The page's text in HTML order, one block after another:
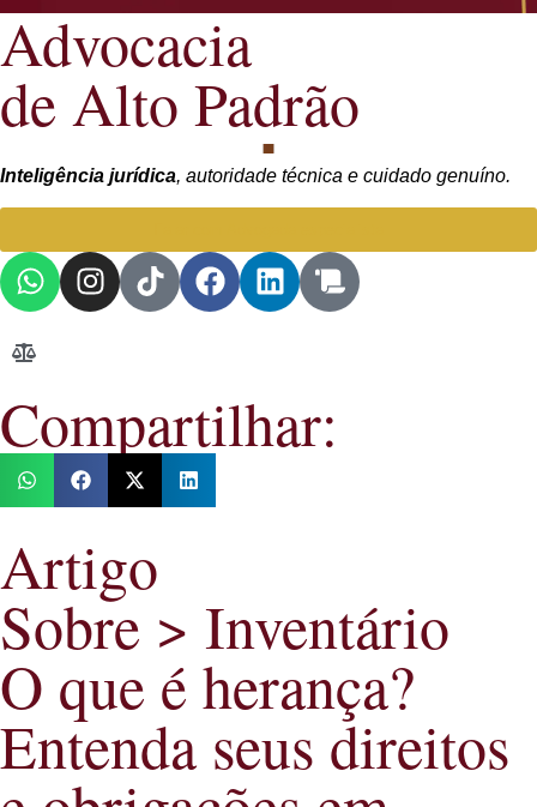
Advocacia
de Alto Padrão
Inteligência jurídica, autoridade técnica e cuidado genuíno.
Compartilhar:
Artigo
Sobre > Inventário
O que é herança?
Entenda seus direitos